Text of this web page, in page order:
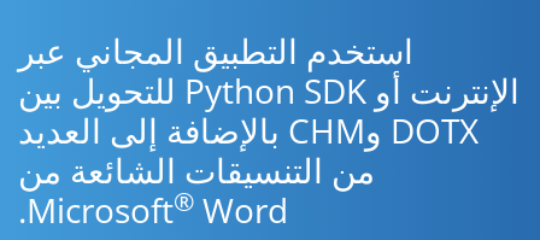
استخدم التطبيق المجاني عبر
الإنترنت أو Python SDK للتحويل بين
DOTX وCHM بالإضافة إلى العديد
من التنسيقات الشائعة من
Microsoft® Word.